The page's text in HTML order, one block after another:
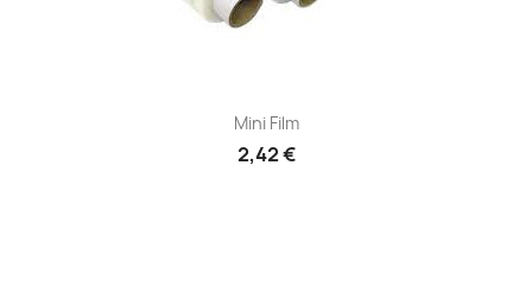
Mini Film
2,42 €